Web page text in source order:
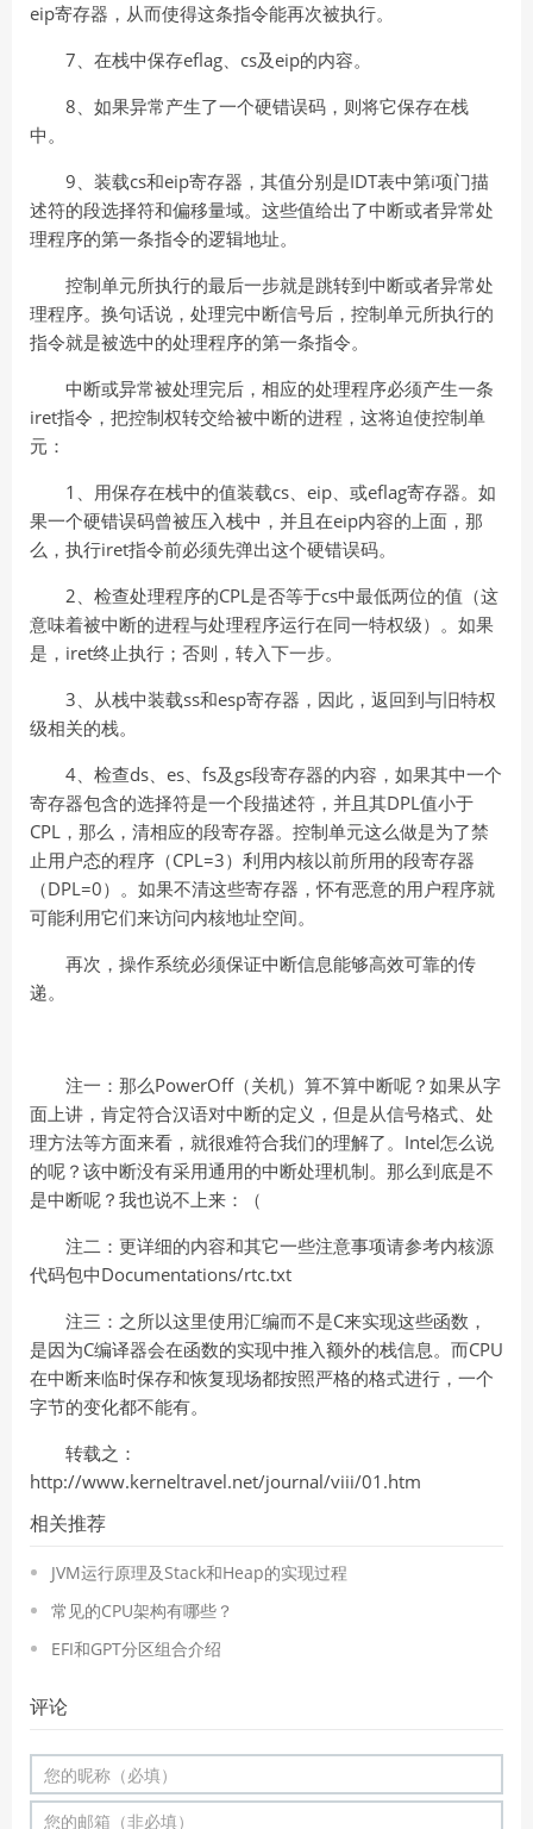
eip寄存器，从而使得这条指令能再次被执行。
7、在栈中保存eflag、cs及eip的内容。
8、如果异常产生了一个硬错误码，则将它保存在栈
中。
9、装载cs和eip寄存器，其值分别是IDT表中第i项门描
述符的段选择符和偏移量域。这些值给出了中断或者异常处
理程序的第一条指令的逻辑地址。
控制单元所执行的最后一步就是跳转到中断或者异常处
理程序。换句话说，处理完中断信号后，控制单元所执行的
指令就是被选中的处理程序的第一条指令。
中断或异常被处理完后，相应的处理程序必须产生一条
iret指令，把控制权转交给被中断的进程，这将迫使控制单
元：
1、用保存在栈中的值装载cs、eip、或eflag寄存器。如
果一个硬错误码曾被压入栈中，并且在eip内容的上面，那
么，执行iret指令前必须先弹出这个硬错误码。
2、检查处理程序的CPL是否等于cs中最低两位的值（这
意味着被中断的进程与处理程序运行在同一特权级）。如果
是，iret终止执行；否则，转入下一步。
3、从栈中装载ss和esp寄存器，因此，返回到与旧特权
级相关的栈。
4、检查ds、es、fs及gs段寄存器的内容，如果其中一个
寄存器包含的选择符是一个段描述符，并且其DPL值小于
CPL，那么，清相应的段寄存器。控制单元这么做是为了禁
止用户态的程序（CPL=3）利用内核以前所用的段寄存器
（DPL=0）。如果不清这些寄存器，怀有恶意的用户程序就
可能利用它们来访问内核地址空间。
再次，操作系统必须保证中断信息能够高效可靠的传
递。
注一：那么PowerOff（关机）算不算中断呢？如果从字
面上讲，肯定符合汉语对中断的定义，但是从信号格式、处
理方法等方面来看，就很难符合我们的理解了。Intel怎么说
的呢？该中断没有采用通用的中断处理机制。那么到底是不
是中断呢？我也说不上来：（
注二：更详细的内容和其它一些注意事项请参考内核源
代码包中Documentations/rtc.txt
注三：之所以这里使用汇编而不是C来实现这些函数，
是因为C编译器会在函数的实现中推入额外的栈信息。而CPU
在中断来临时保存和恢复现场都按照严格的格式进行，一个
字节的变化都不能有。
转载之：
http://www.kerneltravel.net/journal/viii/01.htm
相关推荐
JVM运行原理及Stack和Heap的实现过程
常见的CPU架构有哪些？
EFI和GPT分区组合介绍
评论